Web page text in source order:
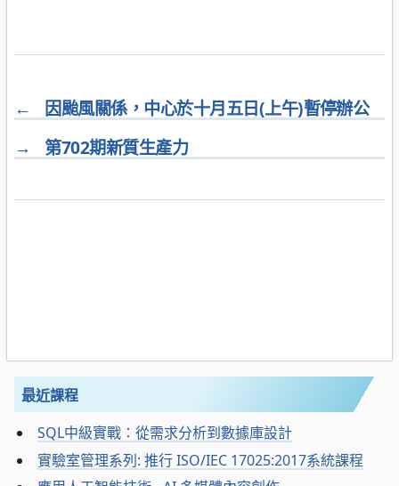
←
因颱風關係，中心於十月五日(上午)暫停辦公
→
第702期新質生產力
最近課程
SQL中級實戰：從需求分析到數據庫設計
實驗室管理系列: 推行 ISO/IEC 17025:2017系統課程